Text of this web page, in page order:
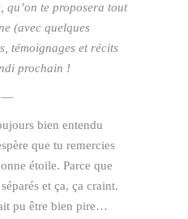
qu’on te proposera tout
(avec quelques
témoignages et récits
prochain !
—
bien entendu
que tu remercies
étoile. Parce que
et ça, ça craint.
pu être bien pire…